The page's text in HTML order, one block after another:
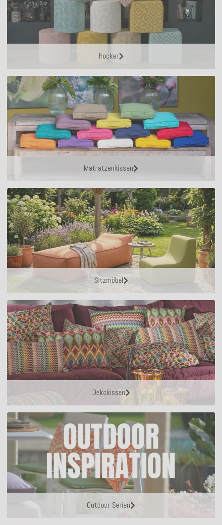
Hocker
Matratzenkissen
Sitzmöbel
Dekokissen
Outdoor Serien